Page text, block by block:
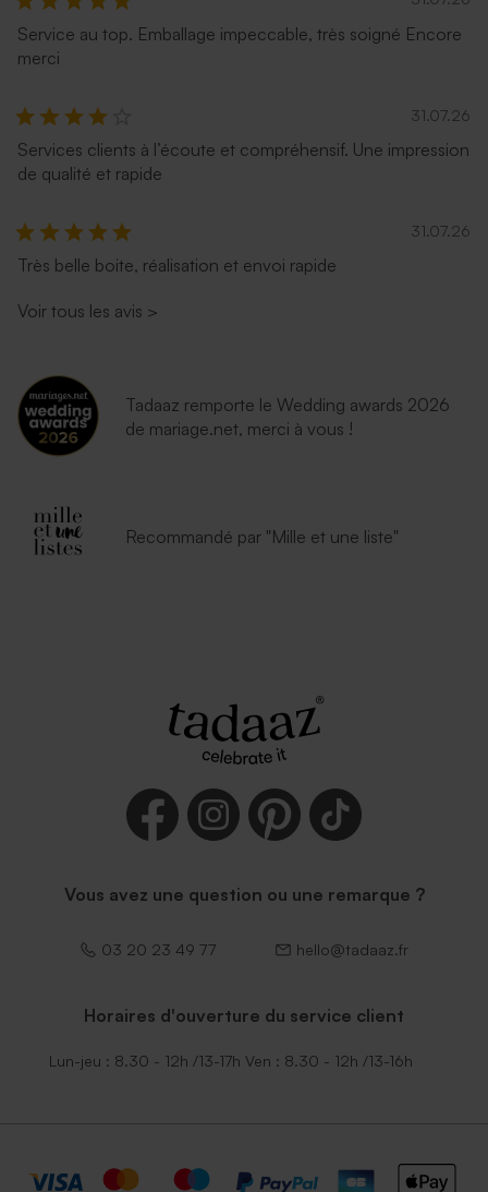
Enveloppe rectangle rose
nude
Enveloppe rectangle bleu
Enveloppe dorée rectangle
Enveloppe blanche
Service au top. Emballage impeccable, très soigné Encore
merci
31.07.26
Services clients à l’écoute et compréhensif. Une impression
de qualité et rapide
31.07.26
Très belle boite, réalisation et envoi rapide
Voir tous les avis >
Tadaaz remporte le Wedding awards 2026
de mariage.net, merci à vous !
Recommandé par "Mille et une liste"
Vous avez une question ou une remarque ?
03 20 23 49 77 hello@tadaaz.fr
Horaires d'ouverture du service client
Lun-jeu : 8.30 - 12h /13-17h Ven : 8.30 - 12h /13-16h